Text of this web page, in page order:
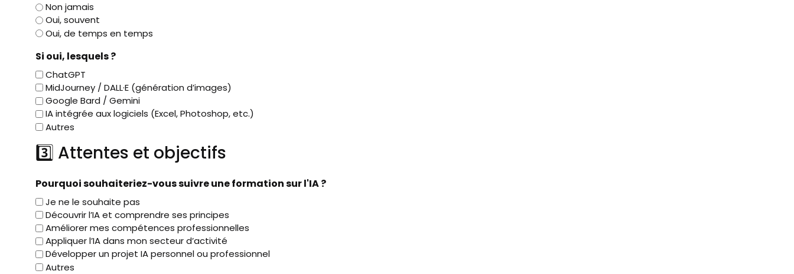
Non jamais
Oui, souvent
Oui, de temps en temps
Si oui, lesquels ?
ChatGPT
MidJourney / DALL·E (génération d’images)
Google Bard / Gemini
IA intégrée aux logiciels (Excel, Photoshop, etc.)
Autres
3️⃣ Attentes et objectifs
Pourquoi souhaiteriez-vous suivre une formation sur l'IA ?
Je ne le souhaite pas
Découvrir l’IA et comprendre ses principes
Améliorer mes compétences professionnelles
Appliquer l’IA dans mon secteur d’activité
Développer un projet IA personnel ou professionnel
Autres